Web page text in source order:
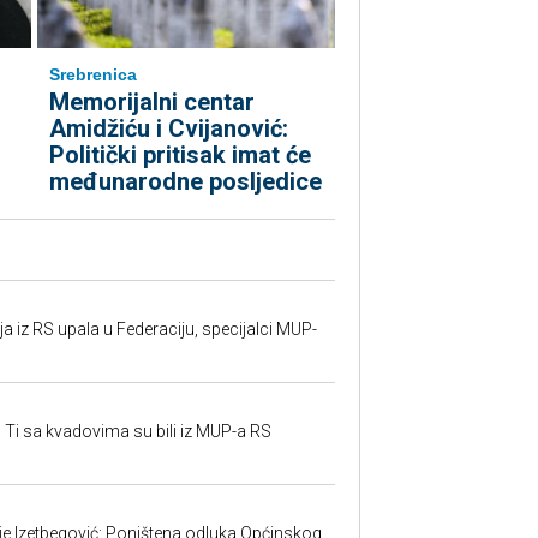
Srebrenica
Memorijalni centar
Amidžiću i Cvijanović:
Politički pritisak imat će
međunarodne posljedice
iz RS upala u Federaciju, specijalci MUP-
sa kvadovima su bili iz MUP-a RS
Izetbegović: Poništena odluka Općinskog